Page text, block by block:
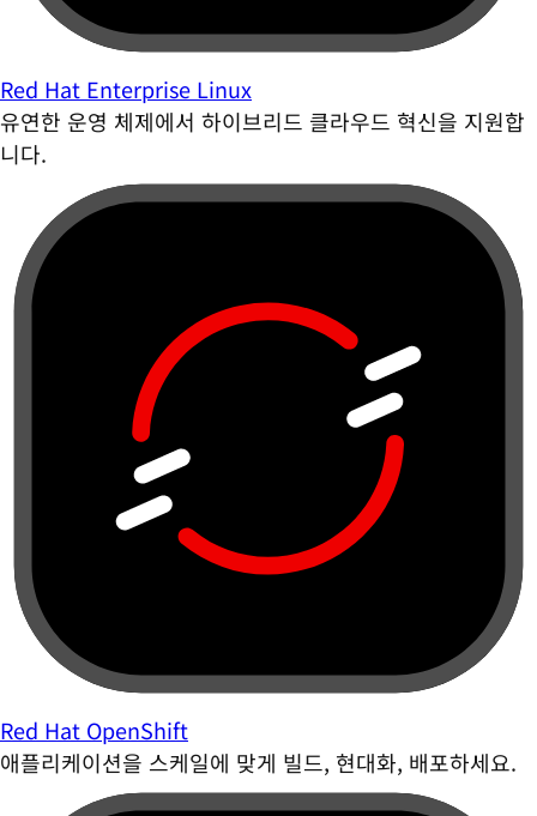
Red Hat Enterprise Linux
유연한 운영 체제에서 하이브리드 클라우드 혁신을 지원합
니다.
Red Hat OpenShift
애플리케이션을 스케일에 맞게 빌드, 현대화, 배포하세요.